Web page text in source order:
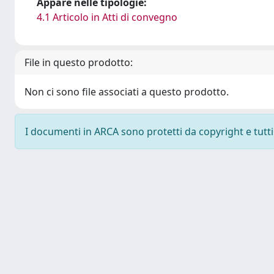
4.1 Articolo in Atti di convegno
File in questo prodotto:
Non ci sono file associati a questo prodotto.
I documenti in ARCA sono protetti da copyright e